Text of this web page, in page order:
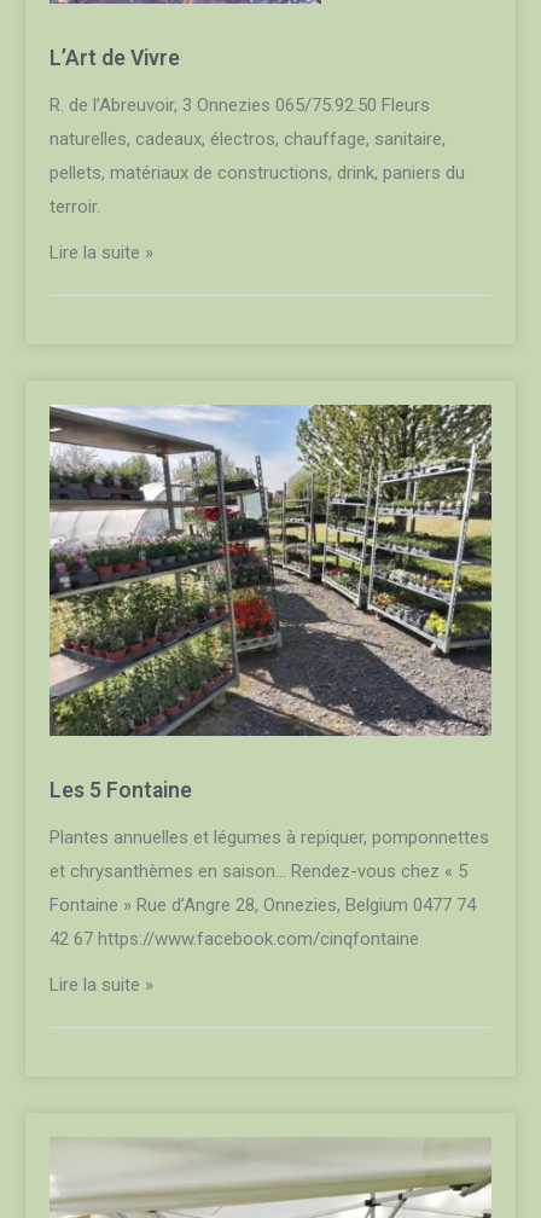
L’Art de Vivre
R. de l’Abreuvoir, 3 Onnezies 065/75.92.50 Fleurs
naturelles, cadeaux, électros, chauffage, sanitaire,
pellets, matériaux de constructions, drink, paniers du
terroir.
Lire la suite »
Les 5 Fontaine
Plantes annuelles et légumes à repiquer, pomponnettes
et chrysanthèmes en saison… Rendez-vous chez « 5
Fontaine » Rue d’Angre 28, Onnezies, Belgium 0477 74
42 67 https://www.facebook.com/cinqfontaine
Lire la suite »